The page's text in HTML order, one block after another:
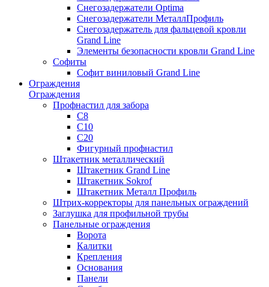
Снегозадержатели Optima
Снегозадержатели МеталлПрофиль
Снегозадержатель для фальцевой кровли
Grand Line
Элементы безопасности кровли Grand Line
Софиты
Софит виниловый Grand Line
Ограждения
Ограждения
Профнастил для забора
С8
С10
С20
Фигурный профнастил
Штакетник металлический
Штакетник Grand Line
Штакетник Sokrof
Штакетник Металл Профиль
Штрих-корректоры для панельных ограждений
Заглушка для профильной трубы
Панельные ограждения
Ворота
Калитки
Крепления
Основания
Панели